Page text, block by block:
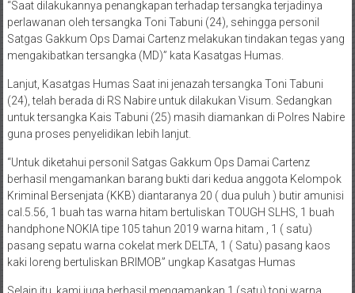
“Saat dilakukannya penangkapan terhadap tersangka terjadinya
perlawanan oleh tersangka Toni Tabuni (24), sehingga personil
Satgas Gakkum Ops Damai Cartenz melakukan tindakan tegas yang
mengakibatkan tersangka (MD)” kata Kasatgas Humas.
Lanjut, Kasatgas Humas Saat ini jenazah tersangka Toni Tabuni
(24), telah berada di RS Nabire untuk dilakukan Visum. Sedangkan
untuk tersangka Kais Tabuni (25) masih diamankan di Polres Nabire
guna proses penyelidikan lebih lanjut.
“Untuk diketahui personil Satgas Gakkum Ops Damai Cartenz
berhasil mengamankan barang bukti dari kedua anggota Kelompok
Kriminal Bersenjata (KKB) diantaranya 20 ( dua puluh ) butir amunisi
cal.5.56, 1 buah tas warna hitam bertuliskan TOUGH SLHS, 1 buah
handphone NOKIA tipe 105 tahun 2019 warna hitam , 1 ( satu)
pasang sepatu warna cokelat merk DELTA, 1 ( Satu) pasang kaos
kaki loreng bertuliskan BRIMOB” ungkap Kasatgas Humas